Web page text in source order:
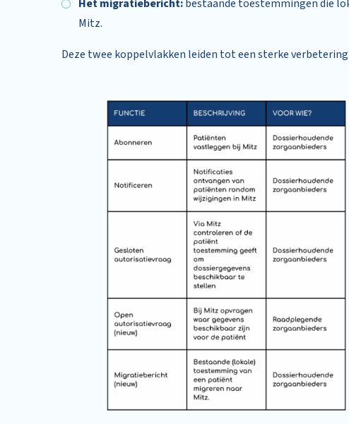
Het migratiebericht:bestaande toestemmingen die
Mitz.
Deze twee koppelvlakken leiden tot een sterke